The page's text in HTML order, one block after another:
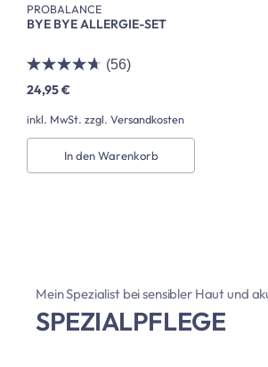
PROBALANCE
BYE BYE ALLERGIE-SET
(56)
24,95 €
inkl. MwSt. zzgl. Versandkosten
In den Warenkorb
Mein Spezialist bei sensibler Haut und
SPEZIALPFLEGE